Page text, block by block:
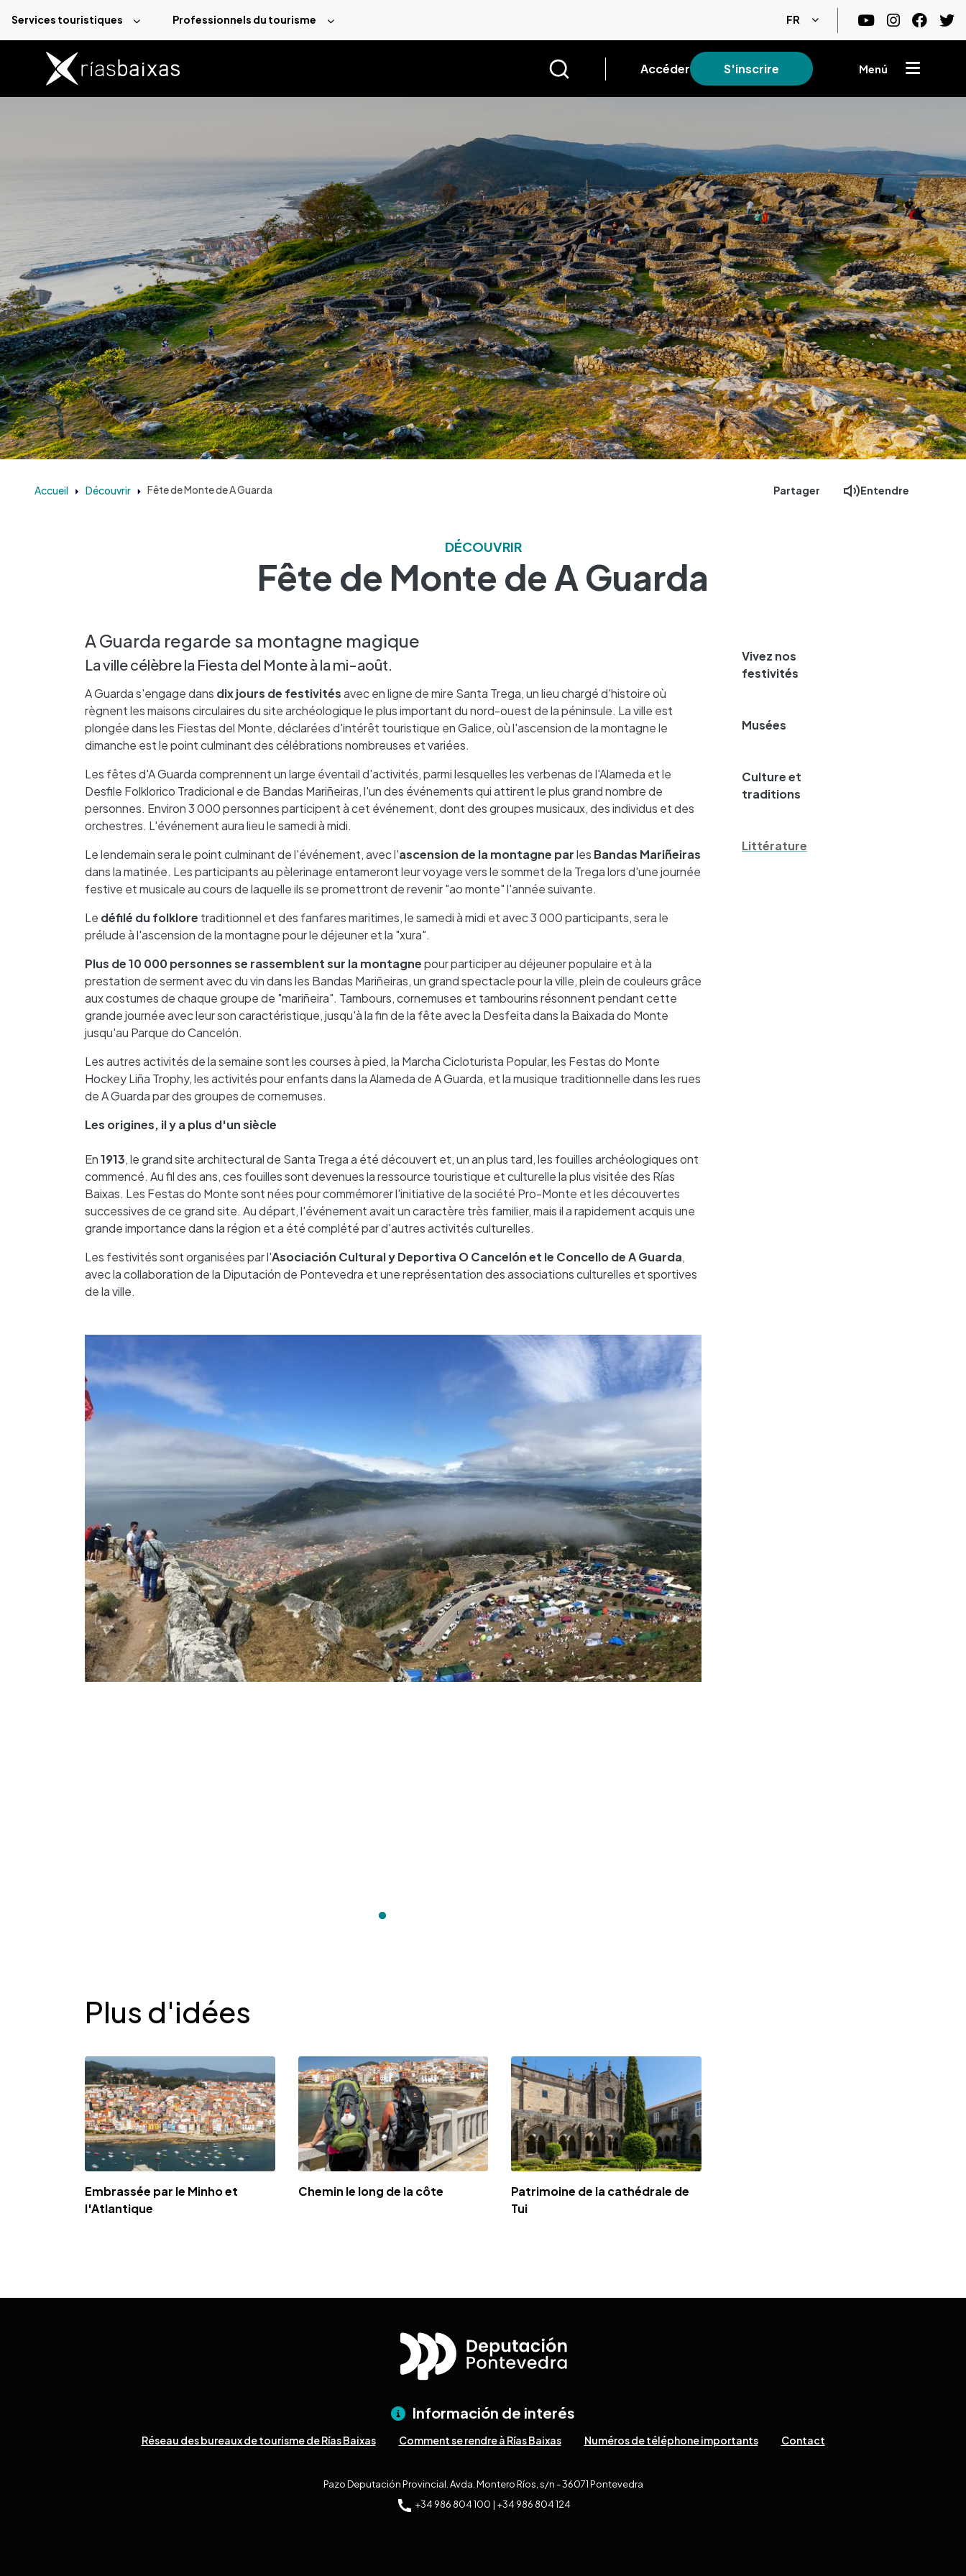
Services touristiques Professionnels du tourisme FR Lister les actions
Accéder S'inscrire Menú
Accueil Découvrir Fête de Monte de A Guarda Partager Entendre
DÉCOUVRIR
Fête de Monte de A Guarda
A Guarda regarde sa montagne magique
La ville célèbre la Fiesta del Monte à la mi-août.
A Guarda s'engage dans dix jours de festivitésavec en ligne de mire Santa Trega, un lieu chargé d'histoire où
règnent les maisons circulaires du site archéologique le plus important du nord-ouest de la péninsule. La ville est
plongée dans les Fiestas del Monte, déclarées d'intérêt touristique en Galice, où l'ascension de la montagne le
dimanche est le point culminant des célébrations nombreuses et variées.
Les fêtes d'A Guarda comprennent un large éventail d'activités, parmi lesquelles les verbenas de l'Alameda et le
Desfile Folklorico Tradicional e de Bandas Mariñeiras, l'un des événements qui attirent le plus grand nombre de
personnes. Environ 3 000 personnes participent à cet événement, dont des groupes musicaux, des individus et des
orchestres. L'événement aura lieu le samedi à midi.
Le lendemain sera le point culminant de l'événement, avec l'ascension de la montagne parles Bandas Mariñeiras
dans la matinée. Les participants au pèlerinage entameront leur voyage vers le sommet de la Trega lors d'une journée
festive et musicale au cours de laquelle ils se promettront de revenir "ao monte" l'année suivante.
Le défilé du folklore traditionnel et des fanfares maritimes, le samedi à midi et avec 3 000 participants, sera le
prélude à l'ascension de la montagne pour le déjeuner et la "xura".
Plus de 10 000 personnes se rassemblent sur la montagnepour participer au déjeuner populaire et à la
prestation de serment avec du vin dans les Bandas Mariñeiras, un grand spectacle pour la ville, plein de couleurs grâce
aux costumes de chaque groupe de "mariñeira". Tambours, cornemuses et tambourins résonnent pendant cette
grande journée avec leur son caractéristique, jusqu'à la fin de la fête avec la Desfeita dans la Baixada do Monte
jusqu'au Parque do Cancelón.
Les autres activités de la semaine sont les courses à pied, la Marcha Cicloturista Popular, les Festas do Monte
Hockey Liña Trophy, les activités pour enfants dans la Alameda de A Guarda, et la musique traditionnelle dans les rues
de A Guarda par des groupes de cornemuses.
Les origines, il y a plus d'un siècle
En1913, le grand site architectural de Santa Trega a été découvert et, un an plus tard, les fouilles archéologiques ont
commencé. Au fil des ans, ces fouilles sont devenues la ressource touristique et culturelle la plus visitée des Rías
Baixas. Les Festas do Monte sont nées pour commémorer l'initiative de la société Pro-Monte et les découvertes
successives de ce grand site. Au départ, l'événement avait un caractère très familier, mais il a rapidement acquis une
grande importance dans la région et a été complété par d'autres activités culturelles.
Les festivités sont organisées par l'Asociación Cultural y Deportiva O Cancelón et le Concello de A Guarda,
avec la collaboration de la Diputación de Pontevedra et une représentation des associations culturelles et sportives
de la ville.
Plus d'idées
Embrassée par le Minho et
l'Atlantique
Chemin le long de la côte
Patrimoine de la cathédrale de
Tui
Vivez nos
festivités
Musées
Culture et
traditions
Littérature
Información de interés
Réseau des bureaux de tourisme de Rías Baixas Comment se rendre à Rías Baixas Numéros de téléphone importants Contact
Pazo Deputación Provincial. Avda. Montero Ríos, s/n - 36071 Pontevedra
+34 986 804 100 | +34 986 804 124